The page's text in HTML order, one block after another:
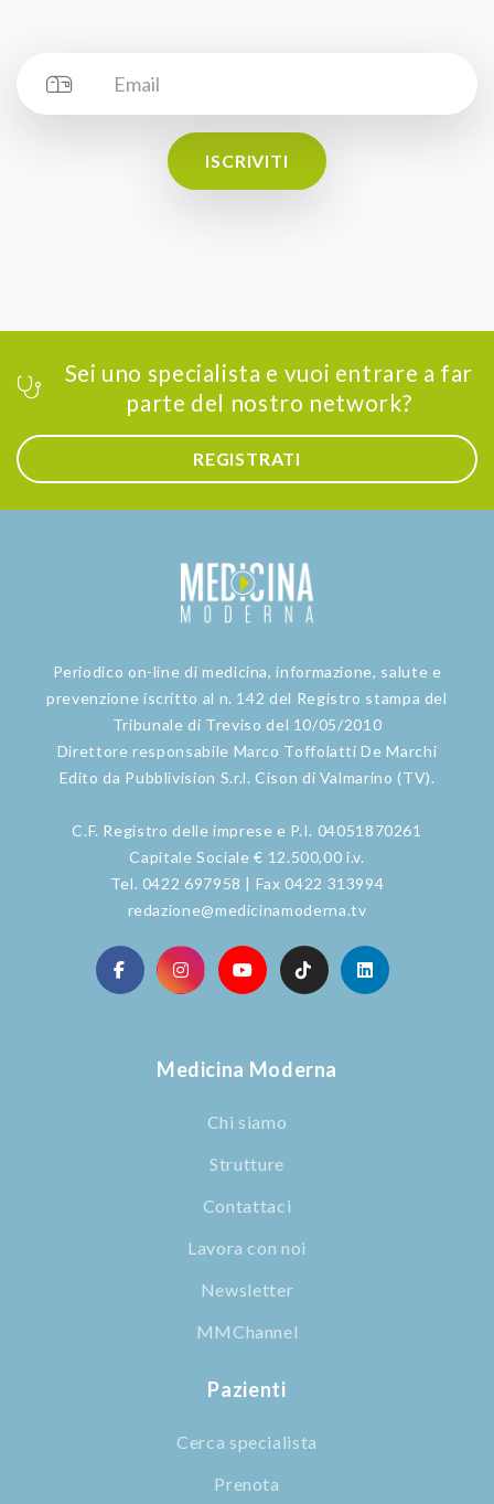
ISCRIVITI
Sei uno specialista e vuoi entrare a far
parte del nostro network?
REGISTRATI
Periodico on-line di medicina, informazione, salute e
prevenzione iscritto al n. 142 del Registro stampa del
Tribunale di Treviso del 10/05/2010
Direttore responsabile Marco Toffolatti De Marchi
Edito da Pubblivision S.r.l. Cison di Valmarino (TV).
C.F. Registro delle imprese e P.I. 04051870261
Capitale Sociale € 12.500,00 i.v.
Tel. 0422 697958 | Fax 0422 313994
redazione@medicinamoderna.tv
Medicina Moderna
Chi siamo
Strutture
Contattaci
Lavora con noi
Newsletter
MMChannel
Pazienti
Cerca specialista
Prenota